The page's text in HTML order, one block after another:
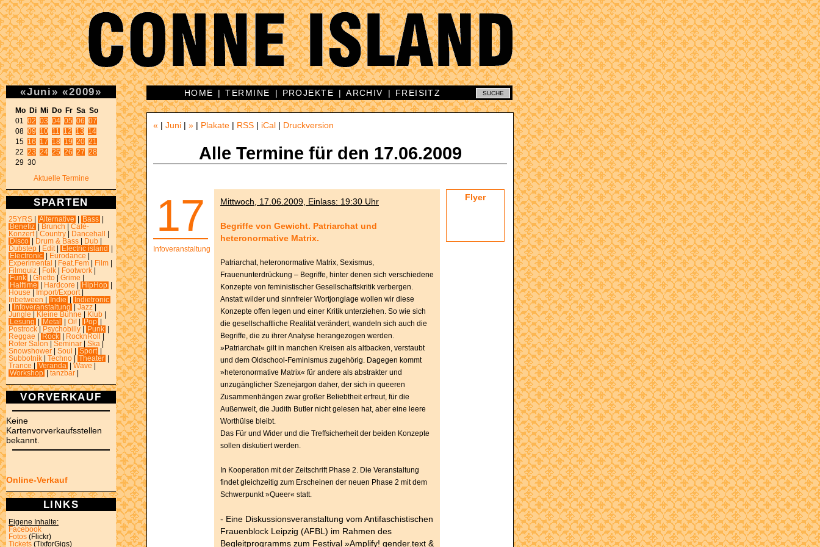
«Juni » «2009»
Mo Di Mi Do Fr Sa So
01 02 03 04 05 06 07
08 09 10 11 12 13
14
15 16 17 18 19 20 21
22 23 24 25 26 27 28
29 30
Aktuelle Termine
SPARTEN
25YRS Alternative Bass
Benefiz
Brunch
Café-
Konzert
Country Dancehall
Disco
Drum & Bass Dub
Dubstep
Edit Electric island
Electronic
Eurodance
Experimental
Feat.Fem Film
Filmquiz
Folk Footwork
Funk
Ghetto Grime
Halftime
Hardcore HipHop
House
Import/Export
Inbetween
Indie
Indietronic
Infoveranstaltung Jazz
Jungle
Kleine Bühne Klub
Lesung
Metal Oi! Pop
Postrock
Psychobilly Punk
Reggae
Rock RocknRoll
Roter Salon
Seminar Ska
Snowshower
Soul Sport
Subbotnik
Techno Theater
Trance
Veranda Wave
Workshop
tanzbar
VORVERKAUF
Keine
Kartenvorverkaufsstellen
bekannt.
Online-Verkauf
LINKS
Eigene Inhalte:
Facebook
Fotos (Flickr)
Tickets (TixforGigs)
HOME |TERMINE | PROJEKTE |ARCHIV | FREISITZ
« | Juni | » | Plakate | RSS | iCal | Druckversion
Alle Termine für den 17.06.2009
17
Infoveranstaltung
Flyer
Mittwoch, 17.06.2009, Einlass: 19:30 Uhr
Begriffe von Gewicht. Patriarchat und
heteronormative Matrix.
Patriarchat, heteronormative Matrix, Sexismus,
Frauenunterdrückung – Begriffe, hinter denen sich verschiedene
Konzepte von feministischer Gesellschaftskritik verbergen.
Anstatt wilder und sinnfreier Wortjonglage wollen wir diese
Konzepte offen legen und einer Kritik unterziehen. So wie sich
die gesellschaftliche Realität verändert, wandeln sich auch die
Begriffe, die zu ihrer Analyse herangezogen werden.
»Patriarchat« gilt in manchen Kreisen als altbacken, verstaubt
und dem Oldschool-Feminismus zugehörig. Dagegen kommt
»heteronormative Matrix« für andere als abstrakter und
unzugänglicher Szenejargon daher, der sich in queeren
Zusammenhängen zwar großer Beliebtheit erfreut, für die
Außenwelt, die Judith Butler nicht gelesen hat, aber eine leere
Worthülse bleibt.
Das Für und Wider und die Treffsicherheit der beiden Konzepte
sollen diskutiert werden.
In Kooperation mit der Zeitschrift Phase 2. Die Veranstaltung
findet gleichzeitig zum Erscheinen der neuen Phase 2 mit dem
Schwerpunkt »Queer« statt.
- Eine Diskussionsveranstaltung vom Antifaschistischen
Frauenblock Leipzig (AFBL) im Rahmen des
Begleitprogramms zum Festival »Amplify! gender.text &